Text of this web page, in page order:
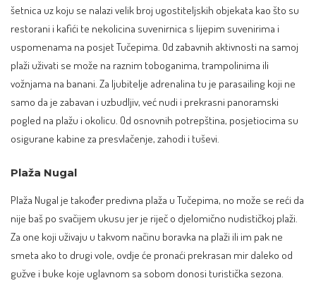
šetnica uz koju se nalazi velik broj ugostiteljskih objekata kao što su
restorani i kafići te nekolicina suvenirnica s lijepim suvenirima i
uspomenama na posjet Tučepima. Od zabavnih aktivnosti na samoj
plaži uživati se može na raznim toboganima, trampolinima ili
vožnjama na banani. Za ljubitelje adrenalina tu je parasailing koji ne
samo da je zabavan i uzbudljiv, već nudi i prekrasni panoramski
pogled na plažu i okolicu. Od osnovnih potrepština, posjetiocima su
osigurane kabine za presvlačenje, zahodi i tuševi.
Plaža Nugal
Plaža Nugal je također predivna plaža u Tučepima, no može se reći da
nije baš po svačijem ukusu jer je riječ o djelomično nudističkoj plaži.
Za one koji uživaju u takvom načinu boravka na plaži ili im pak ne
smeta ako to drugi vole, ovdje će pronaći prekrasan mir daleko od
gužve i buke koje uglavnom sa sobom donosi turistička sezona.